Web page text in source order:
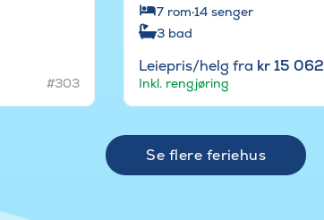
#303
7 rom·14 senger
3 bad
Leiepris/helg fra kr 15 062
Inkl. rengjøring
Se flere feriehus